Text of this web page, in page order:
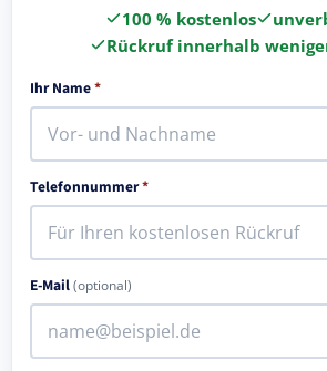
100 % kostenlos
Rückruf innerhalb
Ihr Name*
Telefonnummer*
E-Mail(optional)